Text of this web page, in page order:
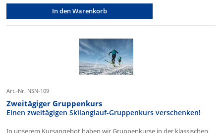
In den Warenkorb
Art.-Nr. NSN-109
Zweitägiger Gruppenkurs
Einen zweitägigen Skilanglauf-Gruppenkurs verschenken!
In unserem Kursangebot haben wir Gruppenkurse in der klassischen